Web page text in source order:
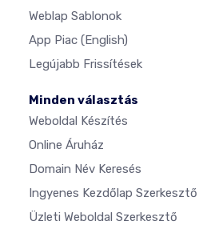
Weblap Sablonok
App Piac (English)
Legújabb Frissítések
Minden választás
Weboldal Készítés
Online Áruház
Domain Név Keresés
Ingyenes Kezdőlap Szerkesztő
Üzleti Weboldal Szerkesztő